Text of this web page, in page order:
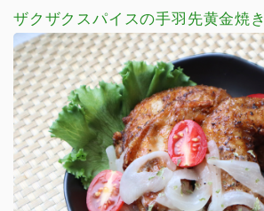
ザクザクスパイスの手羽先黄金焼き